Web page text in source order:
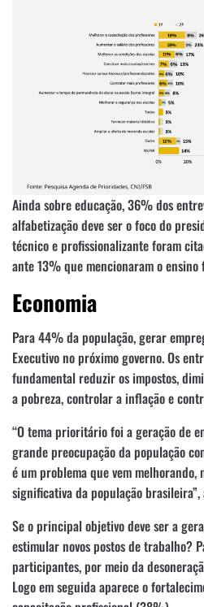
Ainda sobre educação, 36% dos
alfabetização deve ser o foco do
técnico e profissionalizante foram
ante 13% que mencionaram o ensino
Economia
Para 44% da população, gerar
Executivo no próximo governo. Os
fundamental reduzir os impostos,
a pobreza, controlar a inflação e
“O tema prioritário foi a geração de
grande preocupação da população
é um problema que vem melhorando,
significativa da população brasileira”,
Se o principal objetivo deve ser a
estimular novos postos de trabalho?
participantes, por meio da
Logo em seguida aparece o